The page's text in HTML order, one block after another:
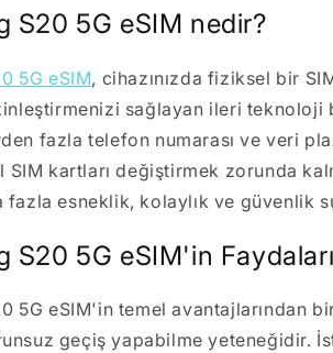
S20 5G eSIM nedir?
5G eSIM, cihazınızda fiziksel bir
sağlayan ileri teknoloji
fazla telefon numarası ve veri
kartları değiştirmek zorunda
fazla esneklik, kolaylık ve güvenlik
S20 5G eSIM'in
5G eSIM'in temel avantajlarından
geçiş yapabilme yeteneğidir.